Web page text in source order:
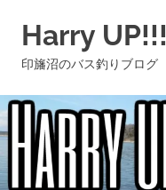
ツ
へ
ス
キ
ッ
Harry UP!!!
印旛沼のバス釣りブログ